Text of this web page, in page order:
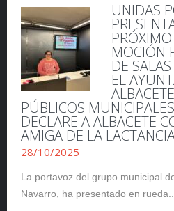
UNIDAS
MOCIÓN
DE
EL
PÚBLICOS
DECLARE A ALBACETE
AMIGA DE LA
28/10/2025
La portavoz del grupo municipal
Navarro, ha presentado en